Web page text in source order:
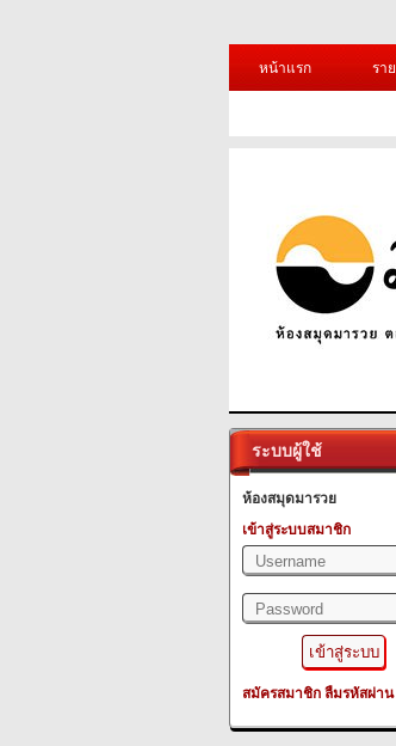
หน้าแรก
รา
ระบบผู้ใช้
ห้องสมุดมารวย
เข้าสู่ระบบสมาชิก
สมัครสมาชิก ลืมรหัสผ่าน